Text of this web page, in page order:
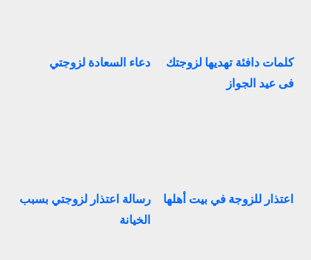
كلمات دافئة تهديها لزوجتك
فى عيد الجواز
دعاء السعادة لزوجتي
اعتذار للزوجة في بيت أهلها
رسالة اعتذار لزوجتي بسبب
الخيانة